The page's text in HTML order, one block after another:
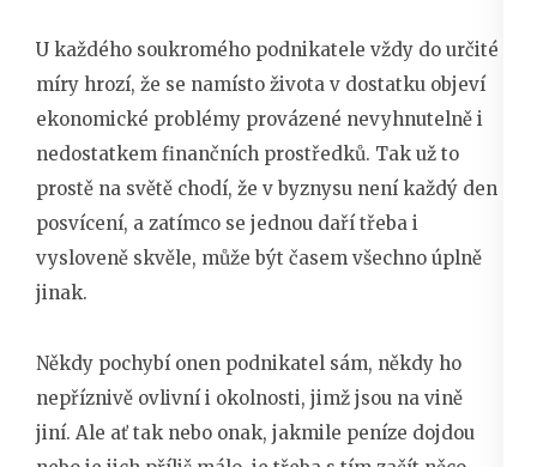
U každého soukromého podnikatele vždy do určité
míry hrozí, že se namísto života v dostatku objeví
ekonomické problémy provázené nevyhnutelně i
nedostatkem finančních prostředků. Tak už to
prostě na světě chodí, že v byznysu není každý den
posvícení, a zatímco se jednou daří třeba i
vysloveně skvěle, může být časem všechno úplně
jinak.
Někdy pochybí onen podnikatel sám, někdy ho
nepříznivě ovlivní i okolnosti, jimž jsou na vině
jiní. Ale ať tak nebo onak, jakmile peníze dojdou